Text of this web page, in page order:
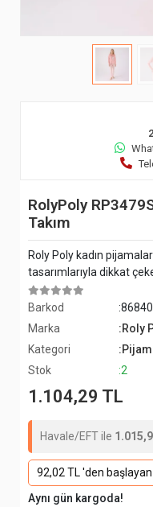
RolyPoly
Takım
Roly Poly kadın
tasarımlarıyla dikkat
Barkod
Marka
:Roly
Kategori
Stok
:2
1.104,29 TL
Havale/EFT ile
92,02 TL 'den
Aynı gün kargoda!